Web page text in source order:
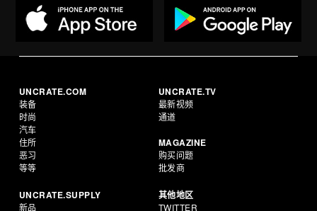
UNCRATE.COM
装备
时尚
汽车
住所
恶习
等等
UNCRATE.TV
最新视频
通道
MAGAZINE
购买问题
批发商
UNCRATE.SUPPLY
新品
其他地区
TWITTER